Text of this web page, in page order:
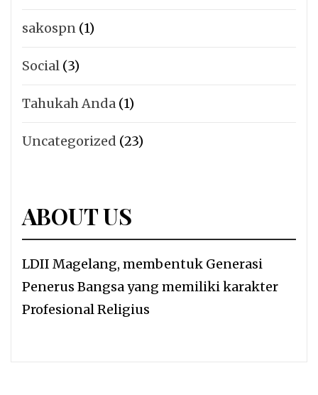
sakospn (1)
Social (3)
Tahukah Anda (1)
Uncategorized (23)
ABOUT US
LDII Magelang, membentuk Generasi
Penerus Bangsa yang memiliki karakter
Profesional Religius